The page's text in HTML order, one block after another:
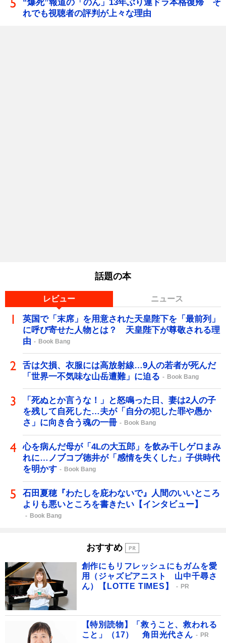
“爆死”報道の「のん」13年ぶり連ドラ本格復帰 そ
れでも視聴者の評判が上々な理由
話題の本
レビュー ニュース
英国で「末席」を用意された天皇陛下を「最前列」
に呼び寄せた人物とは？ 天皇陛下が尊敬される理
由
Book Bang
舌は欠損、衣服には高放射線…9人の若者が死んだ
「世界一不気味な山岳遭難」に迫る
Book Bang
「死ぬとか言うな！」と怒鳴った日、妻は2人の子
を残して自死した…夫が「自分の犯した罪や愚か
さ」に向き合う魂の一冊
Book Bang
心を病んだ母が「4Lの大五郎」を飲み干しゲロまみ
れに…ノブコブ徳井が「感情を失くした」子供時代
を明かす
Book Bang
石田夏穂『わたしを庇わないで』人間のいいところ
よりも悪いところを書きたい【インタビュー】
Book Bang
おすすめ
創作にもリフレッシュにもガムを愛
用（ジャズピアニスト 山中千尋さ
ん）【LOTTE TIMES】
PR
【特別読物】「救うこと、救われる
こと」（17） 角田光代さん
PR